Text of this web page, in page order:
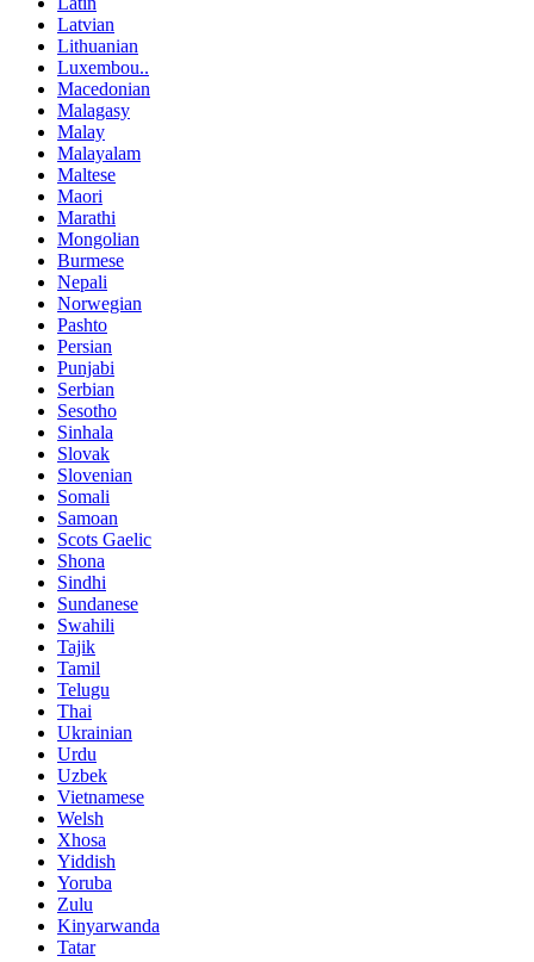
Latvian
Lithuanian
Luxembou..
Macedonian
Malagasy
Malay
Malayalam
Maltese
Maori
Marathi
Mongolian
Burmese
Nepali
Norwegian
Pashto
Persian
Punjabi
Serbian
Sesotho
Sinhala
Slovak
Slovenian
Somali
Samoan
Scots Gaelic
Shona
Sindhi
Sundanese
Swahili
Tajik
Tamil
Telugu
Thai
Ukrainian
Urdu
Uzbek
Vietnamese
Welsh
Xhosa
Yiddish
Yoruba
Zulu
Kinyarwanda
Tatar